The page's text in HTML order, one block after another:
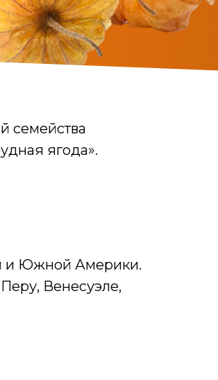
семейства
ягода».
и Южной Америки.
Венесуэле,